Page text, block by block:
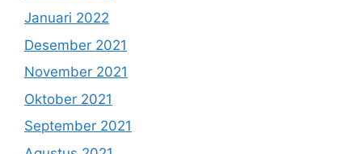
Januari 2022
Desember 2021
November 2021
Oktober 2021
September 2021